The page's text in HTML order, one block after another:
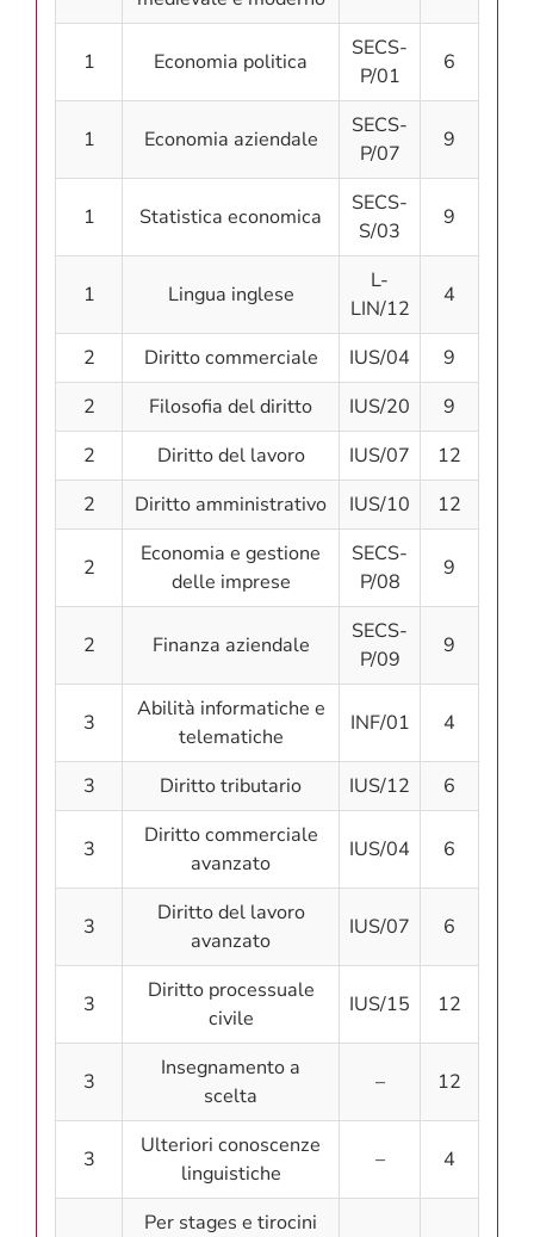
1 Economia politica
SECS-
P/01
6
1 Economia aziendale
SECS-
P/07
9
1 Statistica economica
SECS-
S/03
9
1 Lingua inglese
L-
LIN/12
4
2 Diritto commerciale IUS/04
9
2
Filosofia del diritto IUS/20
9
2
Diritto del lavoro IUS/07
12
2
Diritto amministrativo IUS/10 12
2
Economia e gestione
delle imprese
SECS-
P/08
9
2 Finanza aziendale
SECS-
P/09
9
3
Abilità informatiche e
telematiche
INF/01 4
3 Diritto tributario IUS/12 6
3
Diritto commerciale
avanzato
IUS/04 6
3
Diritto del lavoro
avanzato
IUS/07 6
3
Diritto processuale
civile
IUS/15 12
3
Insegnamento a
scelta
– 12
3
Ulteriori conoscenze
linguistiche
– 4
Per stages e tirocini